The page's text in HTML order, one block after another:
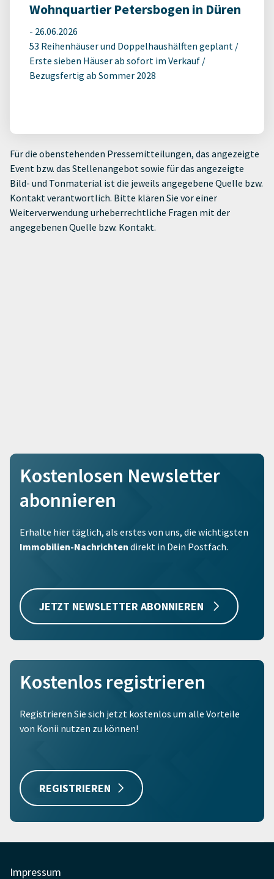
Wohnquartier Petersbogen in Düren
- 26.06.2026
53 Reihenhäuser und Doppelhaushälften geplant /
Erste sieben Häuser ab sofort im Verkauf /
Bezugsfertig ab Sommer 2028
Für die obenstehenden Pressemitteilungen, das angezeigte
Event bzw. das Stellenangebot sowie für das angezeigte
Bild- und Tonmaterial ist die jeweils angegebene Quelle bzw.
Kontakt verantwortlich. Bitte klären Sie vor einer
Weiterverwendung urheberrechtliche Fragen mit der
angegebenen Quelle bzw. Kontakt.
Kostenlosen Newsletter
abonnieren
Erhalte hier täglich, als erstes von uns, die wichtigsten
Immobilien-Nachrichten direkt in Dein Postfach.
JETZT NEWSLETTER ABONNIEREN
Kostenlos registrieren
Registrieren Sie sich jetzt kostenlos um alle Vorteile
von Konii nutzen zu können!
REGISTRIEREN
Impressum